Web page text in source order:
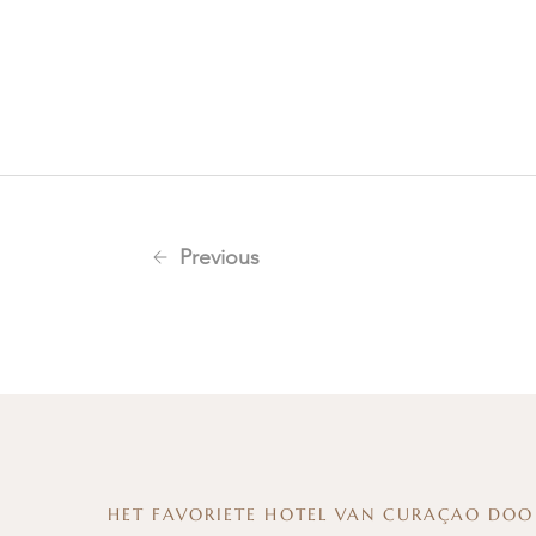
Previous
HET FAVORIETE HOTEL VAN CURAÇAO